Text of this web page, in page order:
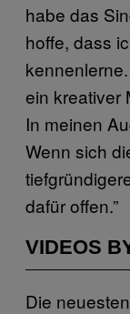
habe das
hoffe, dass
ein kreativer
In meinen
Wenn sich
dafür offen.”
VIDEOS
Die